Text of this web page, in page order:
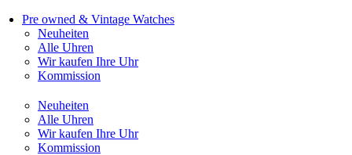
Pre owned & Vintage Watches
Neuheiten
Alle Uhren
Wir kaufen Ihre Uhr
Kommission
Neuheiten
Alle Uhren
Wir kaufen Ihre Uhr
Kommission